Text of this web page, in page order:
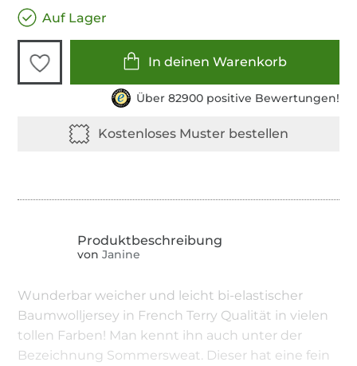
Auf Lager
In deinen Warenkorb
Über 82900 positive Bewertungen!
von Janine
Wunderbar weicher und leicht bi-elastischer
Baumwolljersey in French Terry Qualität in vielen
tollen Farben! Man kennt ihn auch unter der
Bezeichnung Sommersweat. Dieser hat eine fein